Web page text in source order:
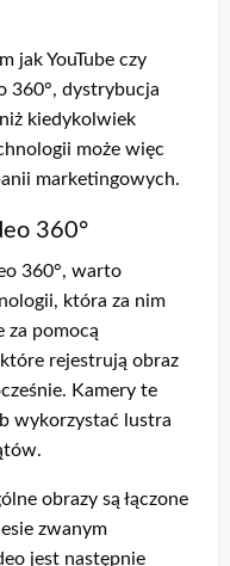
jak YouTube czy
360°, dystrybucja
kiedykolwiek
może więc
marketingowych.
360°
360°, warto
która za nim
za pomocą
rejestrują obraz
Kamery te
wykorzystać lustra
obrazy są łączone
zwanym
jest następnie